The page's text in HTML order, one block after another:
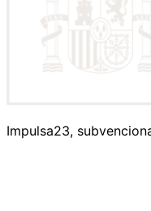
Impulsa23,